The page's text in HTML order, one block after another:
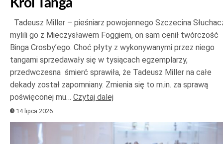
Król Tanga
Tadeusz Miller – pieśniarz powojennego Szczecina
mylili go z Mieczysławem Foggiem, on sam cenił twórczość
Binga Crosby’ego. Choć płyty z wykonywanymi przez niego
tangami sprzedawały się w tysiącach egzemplarzy,
przedwczesna śmierć sprawiła, że Tadeusz Miller na całe
dekady został zapomniany. Zmienia się to m.in. za sprawą
poświęconej mu… Czytaj dalej
14 lipca 2026
Odtwarzacz